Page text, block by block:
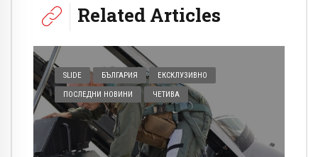
Related Articles
SLIDE БЪЛГАРИЯ ЕКСКЛУЗИВНО
ПОСЛЕДНИ НОВИНИ ЧЕТИВА